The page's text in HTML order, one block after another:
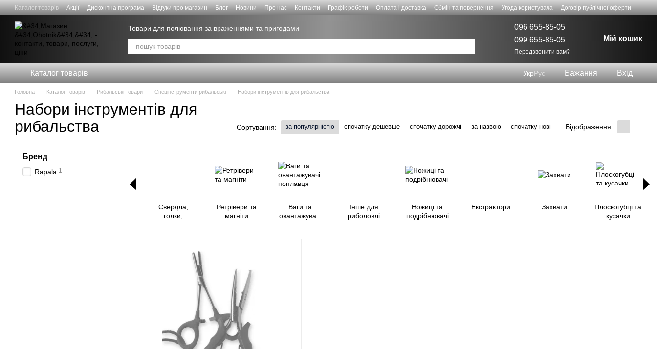
Перейти к основному контенту
Каталог товарів Акції Дисконтна програма Відгуки про магазин Блог Новини Про нас Контакти Графік роботи Оплата і доставка Обмін та повернення Угода користувача
Договір публічної оферти
Товари для полювання за враженнями та пригодами
096 655-85-05
099 655-85-05
Передзвонити вам?
Мій кошик
Каталог товарів УкрРус Бажання Вхід
Головна Каталог товарів Рибальські товари Спецінструменти рибальські Набори інструментів для рибальства
Набори інструментів для
рибальства
Сортування: за популярністю спочатку дешевше спочатку дорожчі за назвою спочатку нові Відображення:
Свердла,
голки,
Ретрівери та
магніти
Ваги та
овантажувачі
Інше для
риболовлі
Ножиці та
подрібнювачі
Екстрактори Захвати
Плоскогубці та
кусачки
Бренд
Rapala 1